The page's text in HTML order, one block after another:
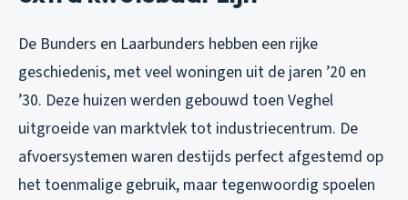
De Bunders en Laarbunders hebben een rijke
geschiedenis, met veel woningen uit de jaren ’20 en
’30. Deze huizen werden gebouwd toen Veghel
uitgroeide van marktvlek tot industriecentrum. De
afvoersystemen waren destijds perfect afgestemd op
het toenmalige gebruik, maar tegenwoordig spoelen